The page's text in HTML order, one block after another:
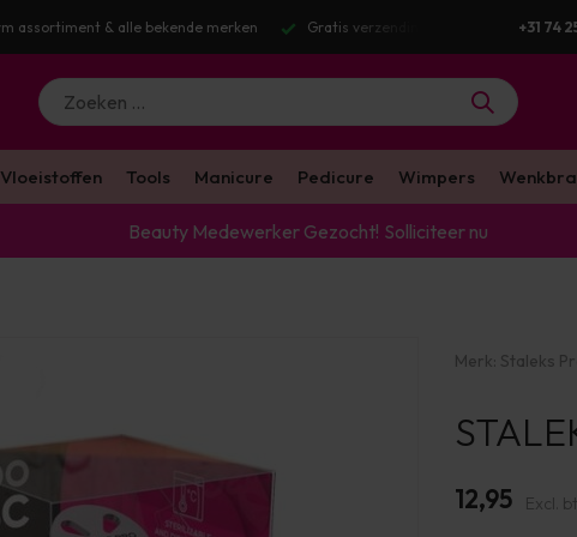
Gratis verzending v.a. €100 excl. BTW Voor 16:00 besteld? Dezelfde
+31 74
Vloeistoffen Tools Manicure Pedicure Wimpers
Beauty Medewerker Gezocht! Solliciteer nu
Merk: Staleks
12,95 Excl.